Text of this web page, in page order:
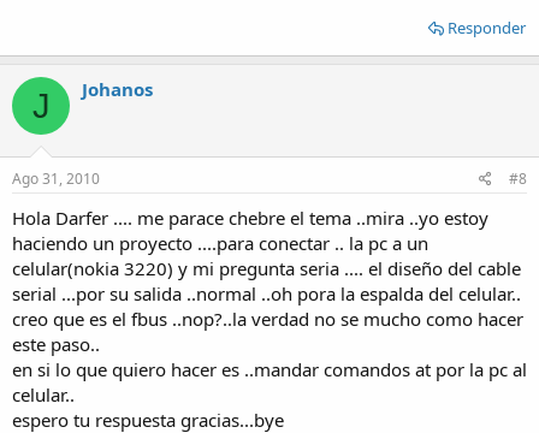
Responder
J Johanos
Ago 31, 2010 #8
Hola Darfer .... me parace chebre el tema ..mira ..yo estoy
haciendo un proyecto ....para conectar .. la pc a un
celular(nokia 3220) y mi pregunta seria .... el diseño del cable
serial ...por su salida ..normal ..oh pora la espalda del celular..
creo que es el fbus ..nop?..la verdad no se mucho como hacer
este paso..
en si lo que quiero hacer es ..mandar comandos at por la pc al
celular..
espero tu respuesta gracias...bye